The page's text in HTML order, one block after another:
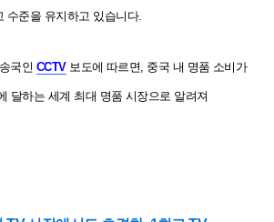
수준을 유지하고 있습니다.
국인 CCTV보도에 따르면, 중국 내 명품 소비가
달하는 세계 최대 명품 시장으로 알려져